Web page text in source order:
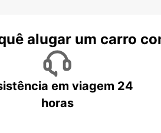
alugar um carro
em viagem 24
horas